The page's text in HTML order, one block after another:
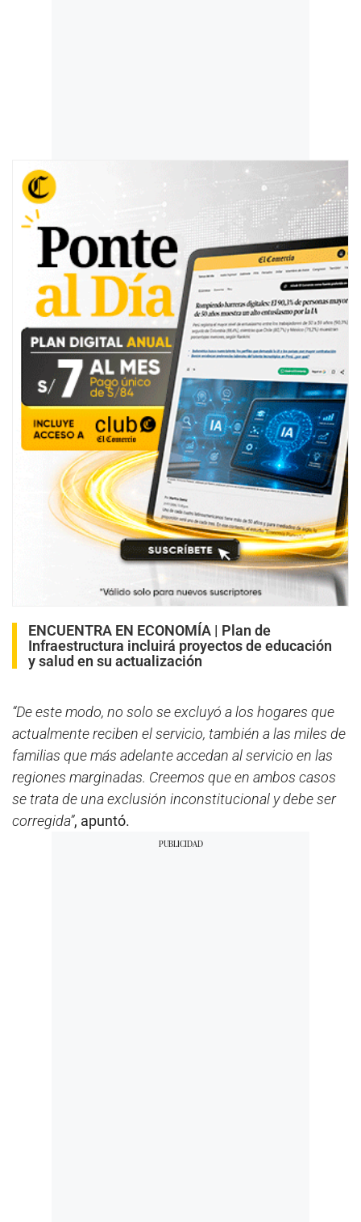
ENCUENTRA EN ECONOMÍA | Plan de
Infraestructura incluirá proyectos de educación
y salud en su actualización
“De este modo, no solo se excluyó a los hogares que
actualmente reciben el servicio, también a las miles de
familias que más adelante accedan al servicio en las
regiones marginadas. Creemos que en ambos casos
se trata de una exclusión inconstitucional y debe ser
corregida”, apuntó.